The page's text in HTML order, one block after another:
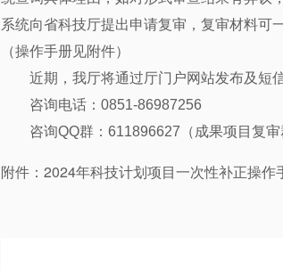
系统向省科技厅提出申请复审，复审材料可
（操作手册见附件）
近期，我厅将通过厅门户网站发布及短
咨询电话：0851-86987256
咨询QQ群：611896627（成果项目复审
附件：2024年科技计划项目一次性补正操作